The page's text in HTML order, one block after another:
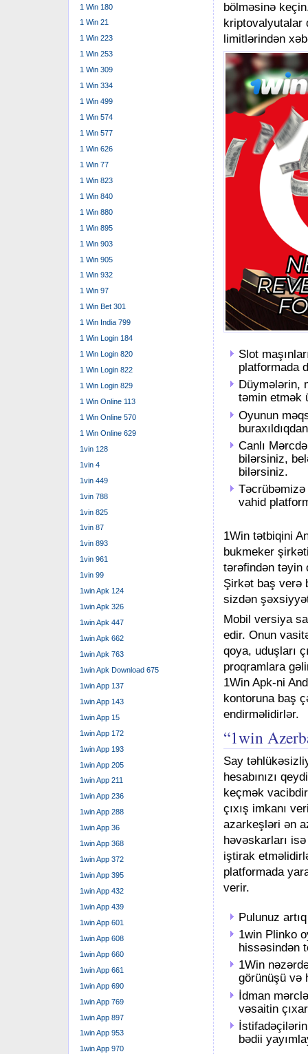
bölməsinə
kriptovalyutalar
limitlərindən
Slot
platformada
Düymələrin,
təmin etmək
Oyunun
Canlı
bilərsiniz,
bilərsiniz.
vahid
1Win tətbiqini
bukmеkеr
tərəfindən təyin
Şirkət bаş vеrə
sizdən
Mobil versiya
edir. Onun
qoya, uduşları
proqramlara
1Win Apk-ni
kontoruna baş
endirməlidirlər.
“1win
Say
hesabınızı
keçmək
çıxış imkanı
azarkeşləri ən
həvəskarları
iştirak
platformada
verir.
Pulunuz
1win Plinko
hissəsindən
1Win
görünüşü və
İdman
vəsaitin
İstifadəçilərin
bədii
1 Win 180
1 Win 21
1 Win 223
1 Win 253
1 Win 309
1 Win 334
1 Win 499
1 Win 574
1 Win 577
1 Win 626
1 Win 77
1 Win 823
1 Win 840
1 Win 880
1 Win 895
1 Win 903
1 Win 905
1 Win 932
1 Win 97
1 Win Bet 301
1 Win India 799
1 Win Login 184
1 Win Login 820
1 Win Login 822
1 Win Login 829
1 Win Online 113
1 Win Online 570
1 Win Online 629
1vin 128
1vin 4
1vin 449
1vin 788
1vin 825
1vin 87
1vin 893
1vin 961
1vin 99
1win Apk 124
1win Apk 326
1win Apk 447
1win Apk 662
1win Apk 763
1win Apk Download 675
1win App 137
1win App 143
1win App 15
1win App 172
1win App 193
1win App 205
1win App 211
1win App 236
1win App 288
1win App 36
1win App 368
1win App 372
1win App 395
1win App 432
1win App 439
1win App 601
1win App 608
1win App 660
1win App 661
1win App 690
1win App 769
1win App 897
1win App 953
1win App 970